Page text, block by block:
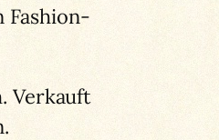
Fashion-
Verkauft